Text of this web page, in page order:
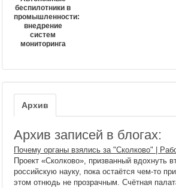
беспилотники в
промышленности:
внедрение
систем
мониторинга
Архив
Архив записей в блогах:
Почему органы взялись за "Сколково" |
Проект «Сколково», призванный вдохнуть
российскую науку, пока остаётся чем-то
этом отнюдь не прозрачным. Счётная